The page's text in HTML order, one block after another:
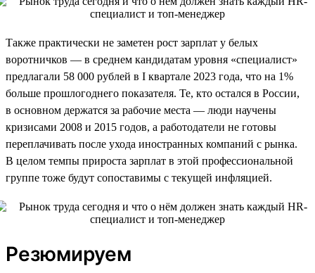
Также практически не заметен рост зарплат у белых
воротничков — в среднем кандидатам уровня «специалист»
предлагали 58 000 рублей в I квартале 2023 года, что на 1%
больше прошлогоднего показателя. Те, кто остался в России,
в основном держатся за рабочие места — люди научены
кризисами 2008 и 2015 годов, а работодатели не готовы
переплачивать после ухода иностранных компаний с рынка.
В целом темпы прироста зарплат в этой профессиональной
группе тоже будут сопоставимы с текущей инфляцией.
Резюмируем